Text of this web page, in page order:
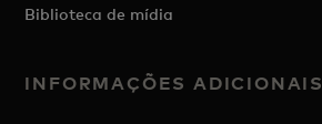
Biblioteca de mídia
INFORMAÇÕES ADICIONAIS